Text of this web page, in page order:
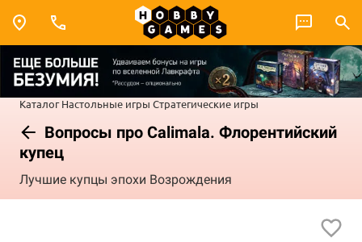
Каталог Настольные игры Стратегические игры
Вопросы про Calimala. Флорентийский
купец
Лучшие купцы эпохи Возрождения